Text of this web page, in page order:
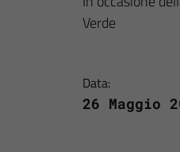
Verde
Data:
26 Maggio